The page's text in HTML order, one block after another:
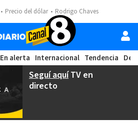
Precio del dólar Rodrigo Chaves
En alerta Internacional Tendencia
Seguí aquíTV en
directo